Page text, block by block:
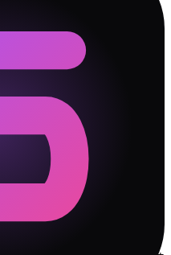
清晰度」维度。不是谁对
太远。接受差异是第一